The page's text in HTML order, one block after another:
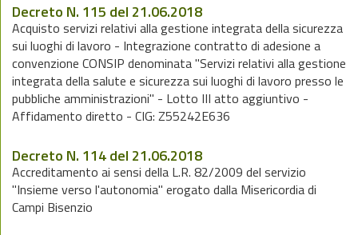
Decreto N. 115 del 21.06.2018
Acquisto servizi relativi alla gestione integrata della sicurezza
sui luoghi di lavoro - Integrazione contratto di adesione a
convenzione CONSIP denominata "Servizi relativi alla gestione
integrata della salute e sicurezza sui luoghi di lavoro presso le
pubbliche amministrazioni" - Lotto III atto aggiuntivo -
Affidamento diretto - CIG: Z55242E636
Decreto N. 114 del 21.06.2018
Accreditamento ai sensi della L.R. 82/2009 del servizio
"Insieme verso l'autonomia" erogato dalla Misericordia di
Campi Bisenzio